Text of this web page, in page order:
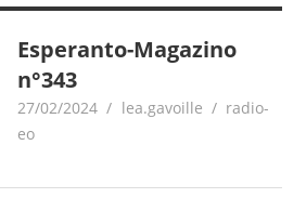
Esperanto-Magazino
n°343
27/02/2024 lea.gavoille
radio-
eo